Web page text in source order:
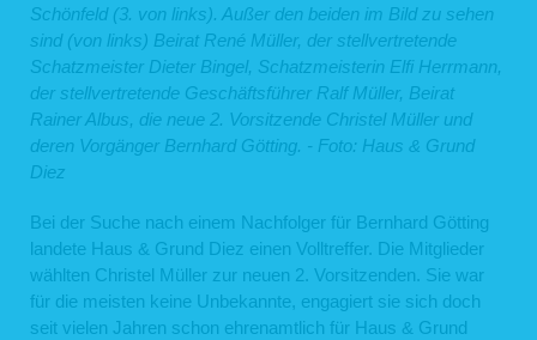
Schönfeld (3. von links). Außer den beiden im Bild zu sehen
sind (von links) Beirat René Müller, der stellvertretende
Schatzmeister Dieter Bingel, Schatzmeisterin Elfi Herrmann,
der stellvertretende Geschäftsführer Ralf Müller, Beirat
Rainer Albus, die neue 2. Vorsitzende Christel Müller und
deren Vorgänger Bernhard Götting. - Foto: Haus & Grund
Diez
Bei der Suche nach einem Nachfolger für Bernhard Götting
landete Haus & Grund Diez einen Volltreffer. Die Mitglieder
wählten Christel Müller zur neuen 2. Vorsitzenden. Sie war
für die meisten keine Unbekannte, engagiert sie sich doch
seit vielen Jahren schon ehrenamtlich für Haus & Grund